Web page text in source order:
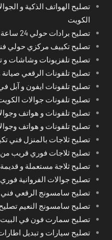
تصليح الهواتف الذكية و
الكويت
تصليح برادات حولي 24 ساعة فني تصليح برادات باكستاني
تصليح تكييف مركزي حولي
تصليح تلفزيونات وشاشات و
تصليح تلفونات الرقعي
تصليح تلفونات ايفون و آبل
تصليح تلفونات جوالات
تصليح تلفونات و هواتف
تصليح تلفونات و هواتف
تصليح ثلاجات بالمنزل فني
تصليح ثلاجات فوري قريب
تصليح ثلاجة مستعملة و
تصليح جوالات الفروانية فوري
تصليح سامسونج الرقعي فني
تصليح سامسونج النعيم تصليح
تصليح سمارت فون في البيت
تصليح سيارات و تبديل اطارات في